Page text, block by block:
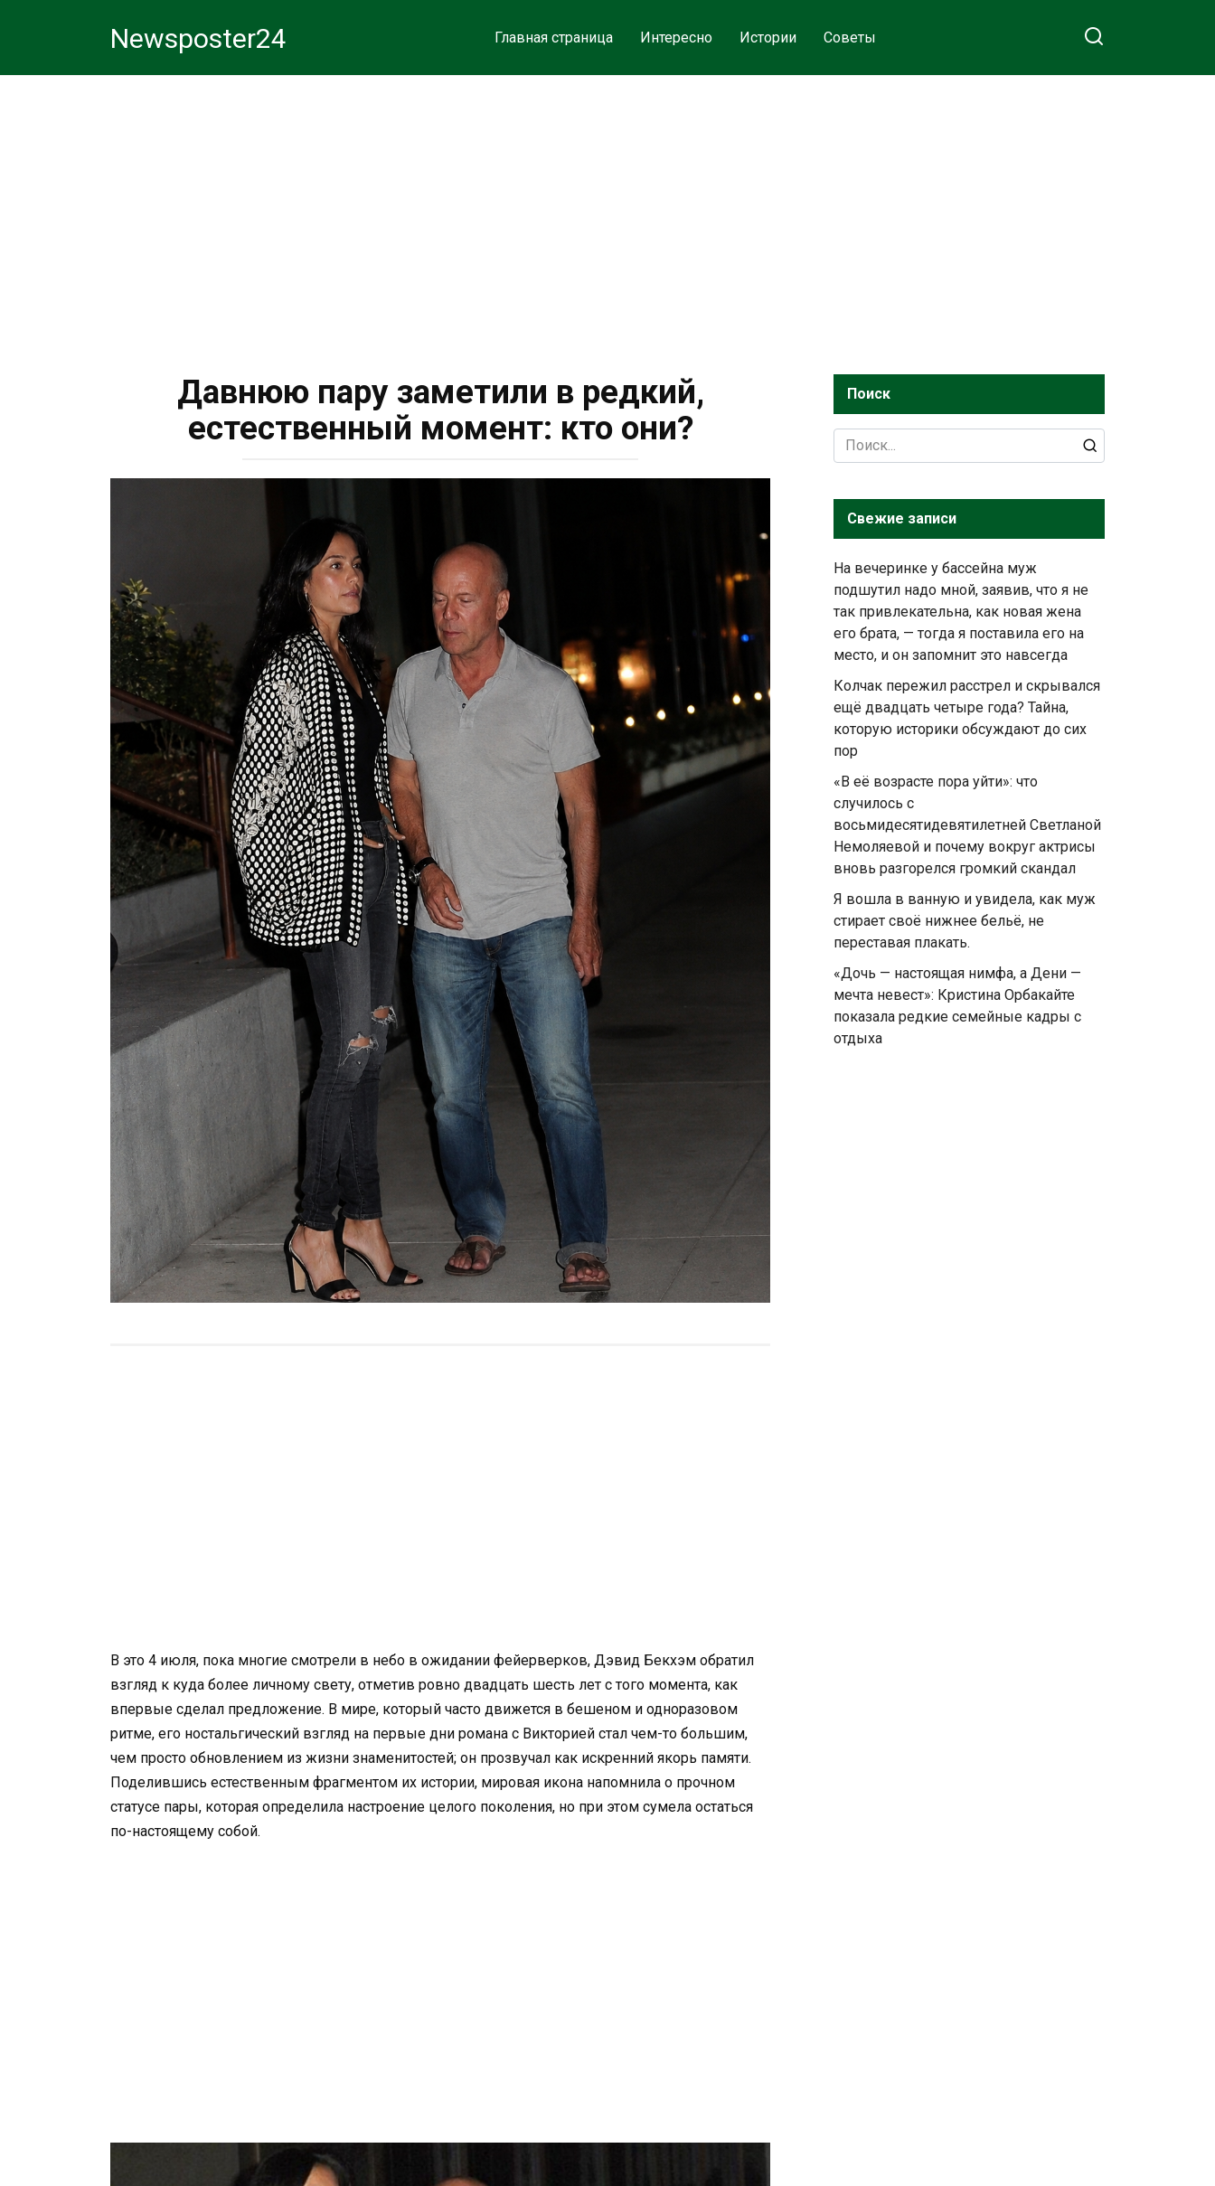
Newsposter24 Главная страница Интересно Истории Советы
Давнюю пару заметили в редкий,
естественный момент: кто они?
В это 4 июля, пока многие смотрели в небо в ожидании фейерверков, Дэвид Бекхэм обратил
взгляд к куда более личному свету, отметив ровно двадцать шесть лет с того момента, как
впервые сделал предложение. В мире, который часто движется в бешеном и одноразовом
ритме, его ностальгический взгляд на первые дни романа с Викторией стал чем-то большим,
чем просто обновлением из жизни знаменитостей; он прозвучал как искренний якорь памяти.
Поделившись естественным фрагментом их истории, мировая икона напомнила о прочном
статусе пары, которая определила настроение целого поколения, но при этом сумела остаться
по-настоящему собой.
Поиск
Search
for:
Свежие записи
На вечеринке у бассейна муж
подшутил надо мной, заявив, что я не
так привлекательна, как новая жена
его брата, — тогда я поставила его на
место, и он запомнит это навсегда
Колчак пережил расстрел и скрывался
ещё двадцать четыре года? Тайна,
которую историки обсуждают до сих
пор
«В её возрасте пора уйти»: что
случилось с
восьмидесятидевятилетней Светланой
Немоляевой и почему вокруг актрисы
вновь разгорелся громкий скандал
Я вошла в ванную и увидела, как муж
стирает своё нижнее бельё, не
переставая плакать.
«Дочь — настоящая нимфа, а Дени —
мечта невест»: Кристина Орбакайте
показала редкие семейные кадры с
отдыха